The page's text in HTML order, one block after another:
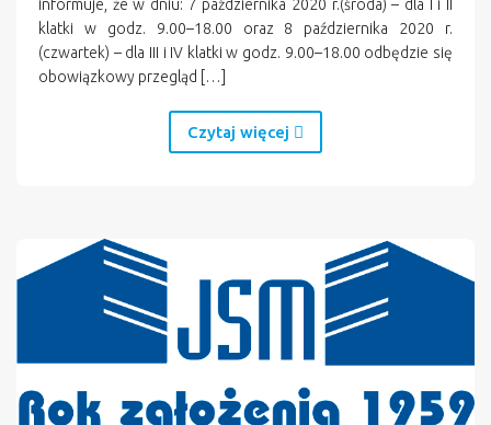
informuje, że w dniu: 7 października 2020 r.(środa) – dla I i II
klatki w godz. 9.00–18.00 oraz 8 października 2020 r.
(czwartek) – dla III i IV klatki w godz. 9.00–18.00 odbędzie się
obowiązkowy przegląd […]
Czytaj więcej